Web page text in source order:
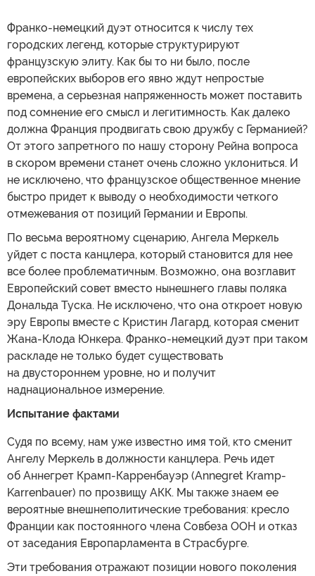
Франко-немецкий дуэт относится к числу тех
городских легенд, которые структурируют
французскую элиту. Как бы то ни было, после
европейских выборов его явно ждут непростые
времена, а серьезная напряженность может поставить
под сомнение его смысл и легитимность. Как далеко
должна Франция продвигать свою дружбу с Германией?
От этого запретного по нашу сторону Рейна вопроса
в скором времени станет очень сложно уклониться. И
не исключено, что французское общественное мнение
быстро придет к выводу о необходимости четкого
отмежевания от позиций Германии и Европы.
По весьма вероятному сценарию, Ангела Меркель
уйдет с поста канцлера, который становится для нее
все более проблематичным. Возможно, она возглавит
Европейский совет вместо нынешнего главы поляка
Дональда Туска. Не исключено, что она откроет новую
эру Европы вместе с Кристин Лагард, которая сменит
Жана-Клода Юнкера. Франко-немецкий дуэт при таком
раскладе не только будет существовать
на двустороннем уровне, но и получит
наднациональное измерение.
Испытание фактами
Судя по всему, нам уже известно имя той, кто сменит
Ангелу Меркель в должности канцлера. Речь идет
об Аннегрет Крамп-Карренбауэр (Annegret Kramp-
Karrenbauer) по прозвищу АКК. Мы также знаем ее
вероятные внешнеполитические требования: кресло
Франции как постоянного члена Совбеза ООН и отказ
от заседания Европарламента в Страсбурге.
Эти требования отражают позиции нового поколения